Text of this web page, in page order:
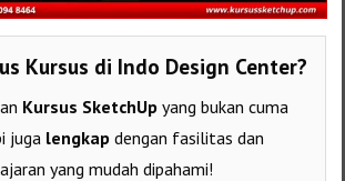
Kursus di Indo Design Center?
Kursus SketchUp yang bukan cuma
juga lengkapdengan fasilitas dan
yang mudah dipahami!